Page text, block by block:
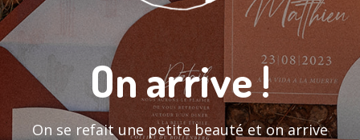
On arrive !
On se refait une petite beauté et on arrive